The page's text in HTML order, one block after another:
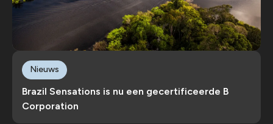
Brazil Sensations is nu een gecertificeerde B
Corporation
Nieuws